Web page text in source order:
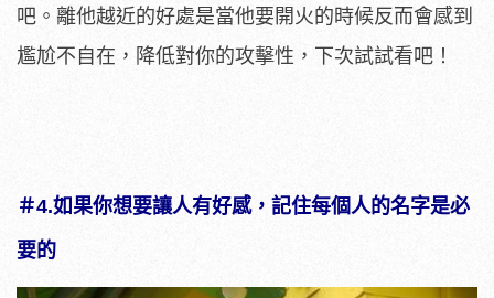
吧。離他越近的好處是當他要開火的時候反而會感到
尷尬不自在，降低對你的攻擊性，下次試試看吧！
＃4.如果你想要讓人有好感，記住每個人的名字是必
要的